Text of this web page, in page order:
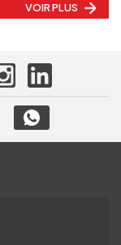
VOIR PLUS